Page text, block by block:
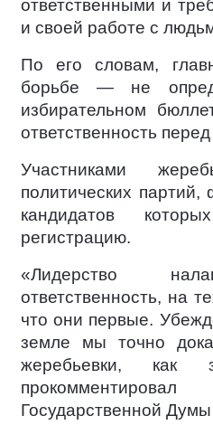
ответственными и
и своей работе с
По его словам,
борьбе — не
избирательном
ответственность
Участниками
политических
кандидатов
регистрацию.
«Лидерство
ответственность, на
что они первые.
земле мы точно
жеребьевки, как
Государственной Думы